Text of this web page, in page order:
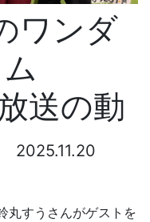
ワンダ
ム
送の動
2025.11.20
丸すうさんがゲストを